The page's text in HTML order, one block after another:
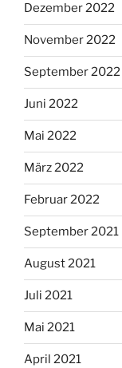
Dezember 2022
November 2022
September 2022
Juni 2022
Mai 2022
März 2022
Februar 2022
September 2021
August 2021
Juli 2021
Mai 2021
April 2021